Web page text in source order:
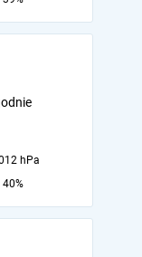
hPa
40%